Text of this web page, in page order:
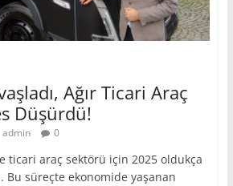
Ağır Ticari Araç
Düşürdü!
admin 0
ticari araç sektörü için 2025 oldukça
süreçte ekonomide yaşanan